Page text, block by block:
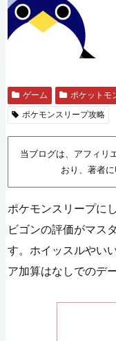
ゲーム ポケットモ
ポケモンスリープ攻略
当ブログは、アフィリ
おり、著者
ポケモンスリープに
ビゴンの評価がマス
す。ホイッスルやい
ア加算はなしでのデ